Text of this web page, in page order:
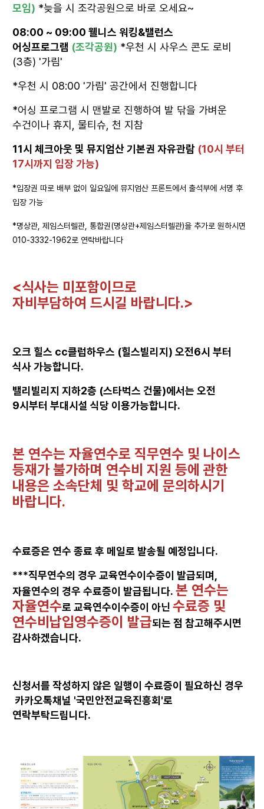
모임) *늦을 시 조각공원으로 바로 오세요~
08:00 ~ 09:00 웰니스 워킹&밸런스
어싱프로그램 (조각공원) *우천 시 사우스 콘도 로비
(3층) '가림'
*우천 시 08:00 '가림' 공간에서 진행합니다
*어싱 프로그램 시 맨발로 진행하여 발 닦을 가벼운
수건이나 휴지, 물티슈, 천 지참
11시 체크아웃 및 뮤지엄산 기본권 자유관람 (10시 부터
17시까지 입장 가능)
*입장권 따로 배부 없이 일요일에 뮤지엄산 프론트에서 출석부에 서명 후
입장 가능
*명상관, 제임스터렐관, 통합권(명상관+제임스터렐관)을 추가로 원하시면
010-3332-1962로 연락바랍니다
<식사는 미포함이므로
자비부담하여 드시길 바랍니다.>
오크 힐스 cc클럽하우스 (힐스빌리지) 오전6시 부터
식사 가능합니다.
밸리빌리지 지하2층 (스타벅스 건물)에서는 오전
9시부터 부대시설 식당 이용가능합니다.
본 연수는 자율연수로 직무연수 및 나이스
등재가 불가하며 연수비 지원 등에 관한
내용은 소속단체 및 학교에 문의하시기
바랍니다.
수료증은 연수 종료 후 메일로 발송될 예정입니다.
***직무연수의 경우 교육연수이수증이 발급되며,
자율연수의 경우 수료증이 발급됩니다. 본 연수는
자율연수로 교육연수이수증이 아닌 수료증 및
연수비납입영수증이 발급되는 점 참고해주시면
감사하겠습니다.
신청서를 작성하지 않은 일행이 수료증이 필요하신 경우
카카오톡채널 '국민안전교육진흥회'로
연락부탁드립니다.